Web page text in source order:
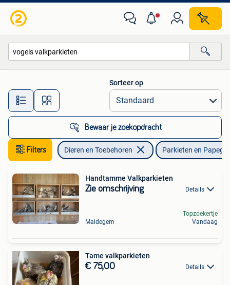
Alle afstanden…
Sorteer op
Bewaar je zoekopdracht
Filters Dieren en Toebehoren Parkieten en
Handtamme Valkparkieten
Zie omschrijving Details
Maldegem
Topzoekertje
Vandaag
Tame valkparkieten
€ 75,00 Details